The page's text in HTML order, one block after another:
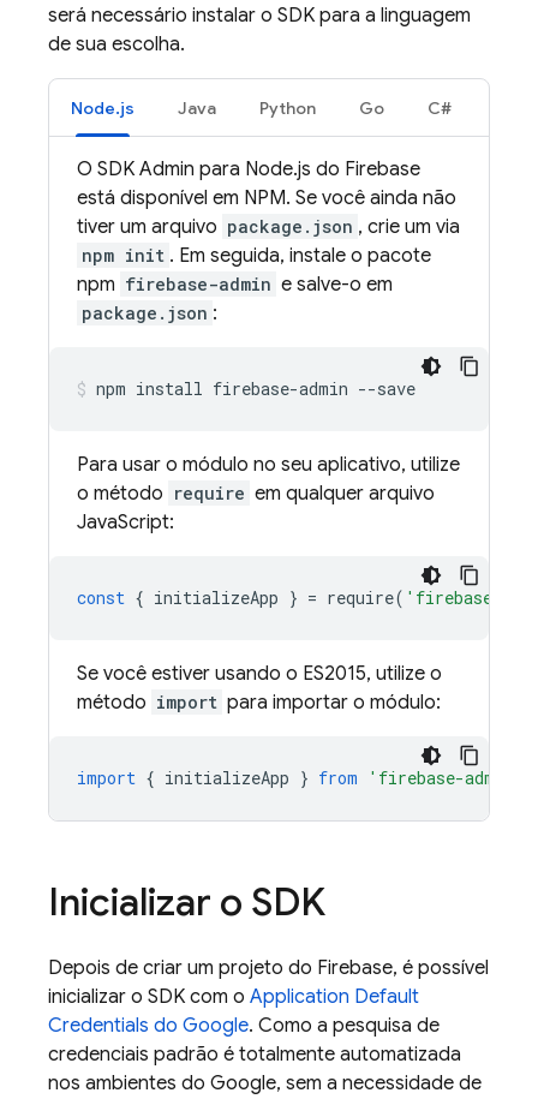
será necessário instalar o SDK para a linguagem
de sua escolha.
Node.js Java Python Go C#
O SDK Admin para Node.js do Firebase
está disponível em NPM. Se você ainda não
tiver um arquivo package.json , crie um via
npm init . Em seguida, instale o pacote
npm firebase-admin e salve-o em
package.json :
npm install firebase-admin --save
Para usar o módulo no seu aplicativo, utilize
o método require em qualquer arquivo
JavaScript:
const { initializeApp } = require( 'firebase-
Se você estiver usando o ES2015, utilize o
método import para importar o módulo:
import { initializeApp } from 'firebase-admin/
Inicializar o SDK
Depois de criar um projeto do Firebase, é possível
inicializar o SDK com o Application Default
Credentials do Google. Como a pesquisa de
credenciais padrão é totalmente automatizada
nos ambientes do Google, sem a necessidade de